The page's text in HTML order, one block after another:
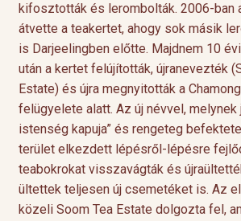
kifosztották és lerombolták. 2006-ban
átvette a teakertet, ahogy sok másik
is Darjeelingben előtte. Majdnem 10
után a kertet felújították, újranevezték
Estate) és újra megnyitották a
felügyelete alatt. Az új névvel, melynek
istenség kapuja” és rengeteg
terület elkezdett lépésről-lépésre
teabokrokat visszavágták és
ültettek teljesen új csemetéket is. Az
közeli Soom Tea Estate dolgozta fel,